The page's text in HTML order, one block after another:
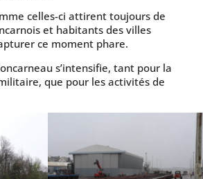
celles-ci attirent toujours de
et habitants des villes
ce moment phare.
s’intensifie, tant pour la
que pour les activités de